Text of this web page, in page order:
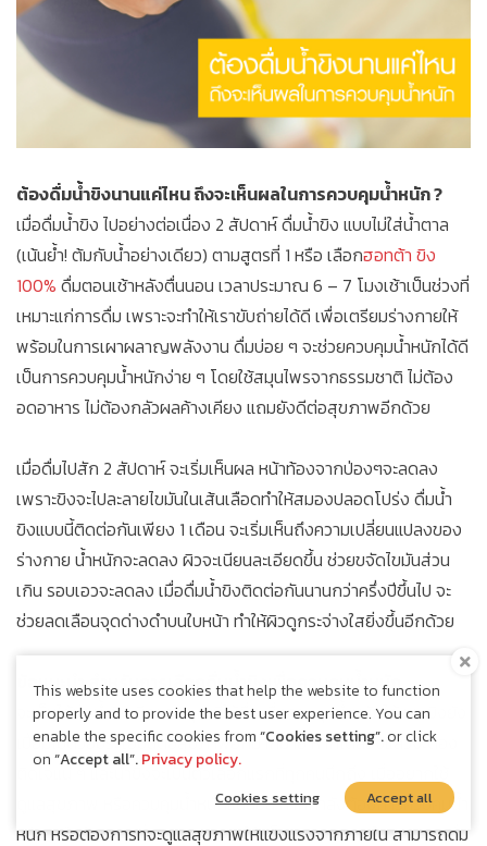
ต้องดื่มน้ำขิงนานแค่ไหน ถึงจะเห็นผลในการควบคุมน้ำหนัก ?
เมื่อดื่มน้ำขิง ไปอย่างต่อเนื่อง 2 สัปดาห์ ดื่มน้ำขิง แบบไม่ใส่น้ำตาล
(เน้นย้ำ! ต้มกับน้ำอย่างเดียว) ตามสูตรที่ 1 หรือ เลือกฮอทต้า ขิง
100% ดื่มตอนเช้าหลังตื่นนอน เวลาประมาณ 6 – 7 โมงเช้าเป็นช่วงที่
เหมาะแก่การดื่ม เพราะจะทำให้เราขับถ่ายได้ดี เพื่อเตรียมร่างกายให้
พร้อมในการเผาผลาญพลังงาน ดื่มบ่อย ๆ จะช่วยควบคุมน้ำหนักได้ดี
เป็นการควบคุมน้ำหนักง่าย ๆ โดยใช้สมุนไพรจากธรรมชาติ ไม่ต้อง
อดอาหาร ไม่ต้องกลัวผลค้างเคียง แถมยังดีต่อสุขภาพอีกด้วย
เมื่อดื่มไปสัก 2 สัปดาห์ จะเริ่มเห็นผล หน้าท้องจากป่องๆจะลดลง
เพราะขิงจะไปละลายไขมันในเส้นเลือดทำให้สมองปลอดโปร่ง ดื่มน้ำ
ขิงแบบนี้ติดต่อกันเพียง 1 เดือน จะเริ่มเห็นถึงความเปลี่ยนแปลงของ
ร่างกาย น้ำหนักจะลดลง ผิวจะเนียนละเอียดขึ้น ช่วยขจัดไขมันส่วน
เกิน รอบเอวจะลดลง เมื่อดื่มน้ำขิงติดต่อกันนานกว่าครึ่งปีขึ้นไป จะ
ช่วยลดเลือนจุดด่างดำบนใบหน้า ทำให้ผิวดูกระจ่างใสยิ่งขึ้นอีกด้วย
ข้อแนะนำ สำหรับการเลือกดื่มน้ำขิงเพื่อควบคุมน้ำหนัก
จะเห็นได้ว่า น้ำขิง มีสรรพคุณที่ใช้ดื่มเพื่อควบคุมน้ำหนักได้ และขิงยัง
เปี่ยมไปด้วยประโยชน์ต่อสุขภาพอีกมากมาย หากได้ลองแล้วจะต้อง
ติดใจแน่ ๆ และน้ำขิงจะเป็นตัวเลือกแรกที่ทุกคนนึกถึง เมื่ออยากใช้
ดูแลสุขภาพ หรือควบคุมน้ำหนักแน่นอน หากกำลังต้องการควบคุมน้ำ
หนัก หรือต้องการที่จะดูแลสุขภาพให้แข็งแรงจากภายใน สามารถดื่ม
This website uses cookies that help the website to function
properly and to provide the best user experience. You can
enable the specific cookies from“Cookies setting”.or click
on“Accept all”.Privacy policy.
Cookies setting Accept all